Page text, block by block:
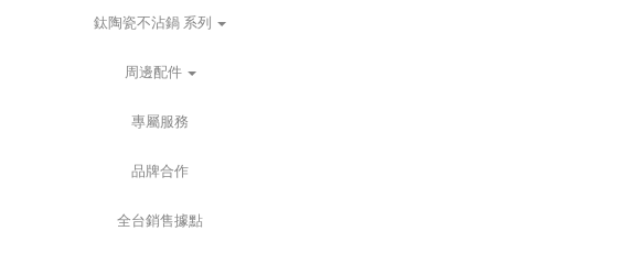
鈦陶瓷不沾鍋 系列
周邊配件
專屬服務
品牌合作
全台銷售據點